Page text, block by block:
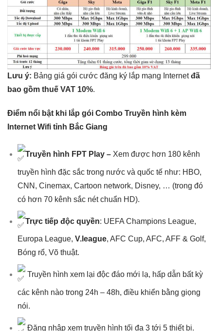
Lưu ý: Bảng giá gói cước đăng ký lắp mạng Internetđã
bao gồm thuế VAT 10%.
Điểm nổi bật khi lắp gói Combo Truyền hình kèm
Internet Wifi tỉnh Bắc Giang
Truyền hình FPT Play – Xem được hơn 180 kênh
truyền hình đặc sắc trong nước và quốc tế như: HBO,
CNN, Cinemax, Cartoon network, Disney, … (trong đó
có hơn 70 kênh sắc nét chuẩn HD).
Trực tiếp độc quyền: UEFA Champions League,
Europa League, V.league, AFC Cup, AFC, AFF & Golf,
Bóng rổ, Võ thuật.
Truyền hình xem lại độc đáo mới lạ, hấp dẫn bất kỳ
các kênh nào trong 24h – 48h, điều khiển bằng giọng
nói.
Đăng nhập xem truyền hình tối đa 3 tới 5 thiết bị.